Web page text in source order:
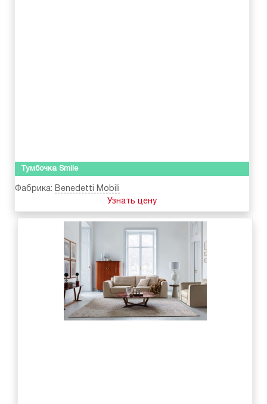
Тумбочка Smile
Фабрика: Benedetti Mobili
Узнать цену